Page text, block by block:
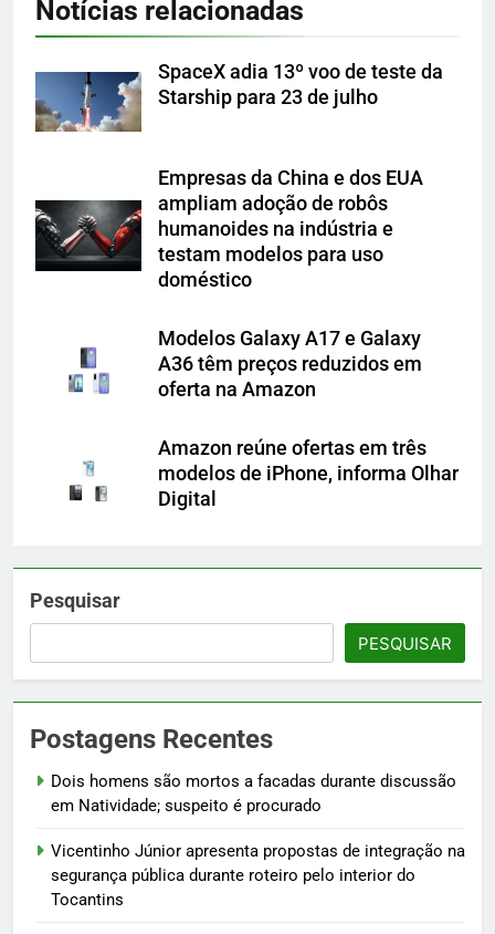
Notícias relacionadas
SpaceX adia 13º voo de teste da
Starship para 23 de julho
Empresas da China e dos EUA
ampliam adoção de robôs
humanoides na indústria e
testam modelos para uso
doméstico
Modelos Galaxy A17 e Galaxy
A36 têm preços reduzidos em
oferta na Amazon
Amazon reúne ofertas em três
modelos de iPhone, informa Olhar
Digital
Pesquisar
PESQUISAR
Postagens Recentes
Dois homens são mortos a facadas durante discussão
em Natividade; suspeito é procurado
Vicentinho Júnior apresenta propostas de integração na
segurança pública durante roteiro pelo interior do
Tocantins